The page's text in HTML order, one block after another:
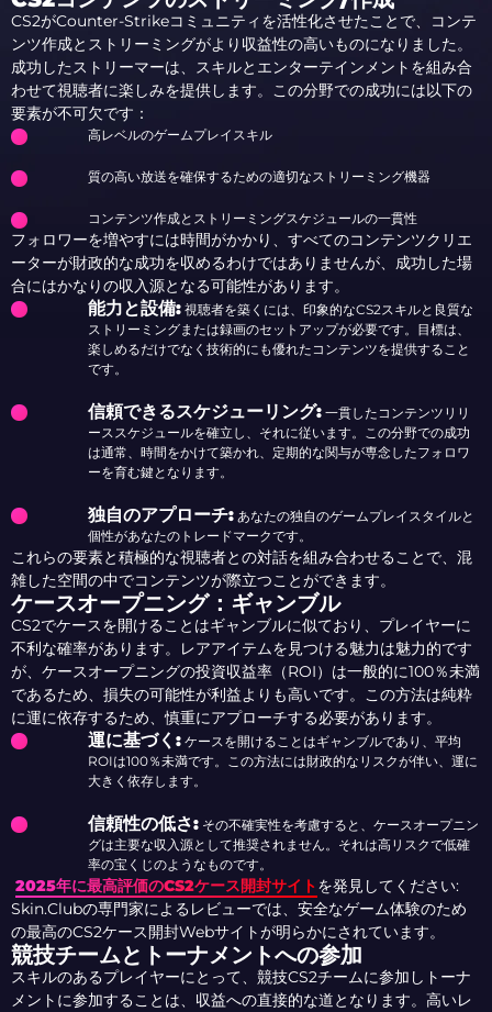
CS2がCounter-Strikeコミュニティを活性化させたことで、コンテ
ンツ作成とストリーミングがより収益性の高いものになりました。
成功したストリーマーは、スキルとエンターテインメントを組み合
わせて視聴者に楽しみを提供します。この分野での成功には以下の
要素が不可欠です：
高レベルのゲームプレイスキル
質の高い放送を確保するための適切なストリーミング機器
コンテンツ作成とストリーミングスケジュールの一貫性
フォロワーを増やすには時間がかかり、すべてのコンテンツクリエ
ーターが財政的な成功を収めるわけではありませんが、成功した場
合にはかなりの収入源となる可能性があります。
能力と設備: 視聴者を築くには、印象的なCS2スキルと良質な
ストリーミングまたは録画のセットアップが必要です。目標は、
楽しめるだけでなく技術的にも優れたコンテンツを提供すること
です。
信頼できるスケジューリング: 一貫したコンテンツリリ
ーススケジュールを確立し、それに従います。この分野での成功
は通常、時間をかけて築かれ、定期的な関与が専念したフォロワ
ーを育む鍵となります。
独自のアプローチ: あなたの独自のゲームプレイスタイルと
個性があなたのトレードマークです。
これらの要素と積極的な視聴者との対話を組み合わせることで、混
雑した空間の中でコンテンツが際立つことができます。
ケースオープニング：ギャンブル
CS2でケースを開けることはギャンブルに似ており、プレイヤーに
不利な確率があります。レアアイテムを見つける魅力は魅力的です
が、ケースオープニングの投資収益率（ROI）は一般的に100％未満
であるため、損失の可能性が利益よりも高いです。この方法は純粋
に運に依存するため、慎重にアプローチする必要があります。
運に基づく: ケースを開けることはギャンブルであり、平均
ROIは100％未満です。この方法には財政的なリスクが伴い、運に
大きく依存します。
信頼性の低さ: その不確実性を考慮すると、ケースオープニン
グは主要な収入源として推奨されません。それは高リスクで低確
率の宝くじのようなものです。
2025年に最高評価のCS2ケース開封サイトを発見してください:
Skin.Clubの専門家によるレビューでは、安全なゲーム体験のため
の最高のCS2ケース開封Webサイトが明らかにされています。
競技チームとトーナメントへの参加
スキルのあるプレイヤーにとって、競技CS2チームに参加しトーナ
メントに参加することは、収益への直接的な道となります。高いレ